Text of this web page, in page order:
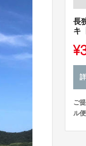
長
キ
ご
ル